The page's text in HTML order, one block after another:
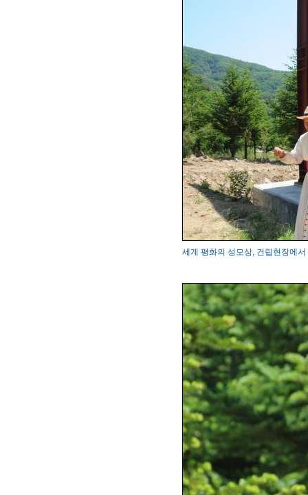
세계 평화의 성모상, 건립현장에